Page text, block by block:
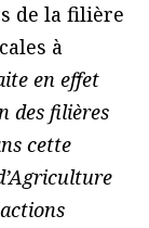
de la filière
à
en effet
des filières
cette